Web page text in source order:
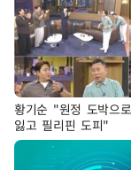
황기순 "원정 도박으
잃고 필리핀 도피"